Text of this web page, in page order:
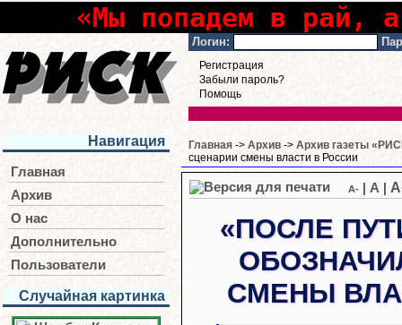
«Мы попадем в рай,
Логин:
Регистрация
Забыли пароль?
Помощь
Навигация
Главная
Архив
О нас
Дополнительно
Пользователи
Случайная картинка
Главная -> Архив -> Архив газеты
сценарии смены власти в России
A- A
«ПОСЛЕ
СМЕНЫ